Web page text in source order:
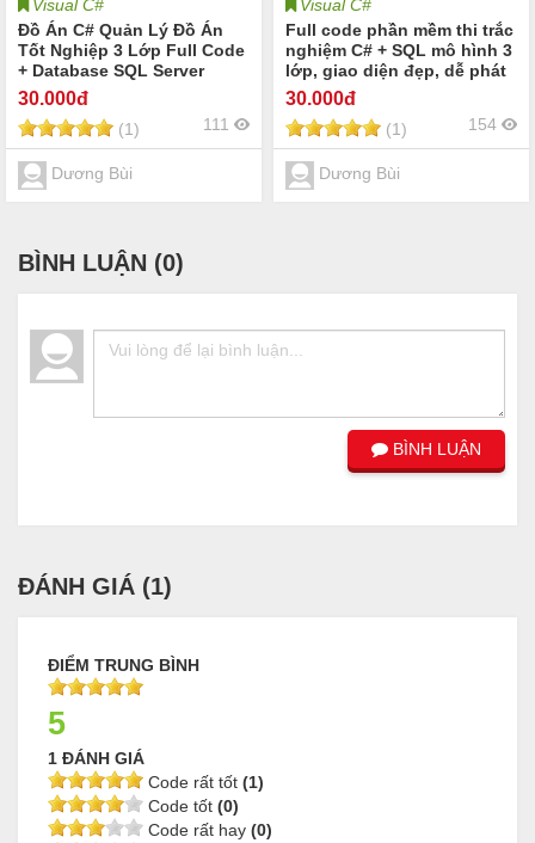
Visual C#
Đồ Án C# Quản Lý Đồ Án
Tốt Nghiệp 3 Lớp Full Code
+ Database SQL Server
30.000đ
(1) 111
Dương Bùi
Visual C#
Full code phần mềm thi trắc
nghiệm C# + SQL mô hình 3
lớp, giao diện đẹp, dễ phát
triển
30.000đ
(1) 154
Dương Bùi
BÌNH LUẬN (0)
BÌNH LUẬN
ĐÁNH GIÁ (1)
ĐIỂM TRUNG BÌNH
5
1 ĐÁNH GIÁ
Code rất tốt (1)
Code tốt (0)
Code rất hay (0)